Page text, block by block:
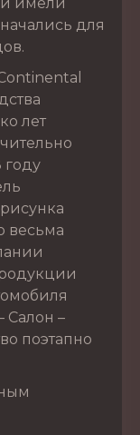
для
лет
году
весьма
Салон –
поэтапно